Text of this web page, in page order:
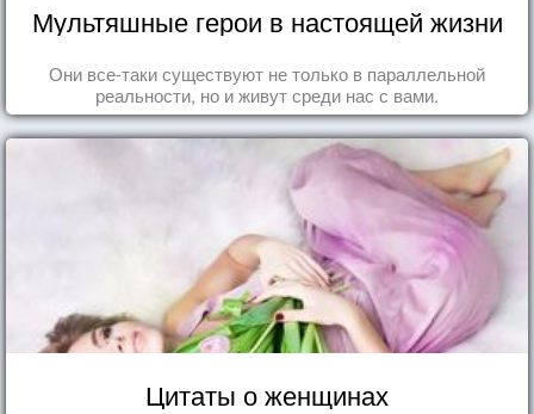
Мультяшные герои в настоящей жизни
Они все-таки существуют не только в параллельной
реальности, но и живут среди нас с вами.
Цитаты о женщинах